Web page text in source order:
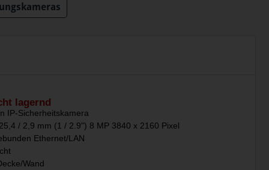
lagernd
IP-Sicherheitskamera
/ 2,9 mm (1 / 2.9") 8 MP 3840 x 2160 Pixel
Ethernet/LAN
Wand